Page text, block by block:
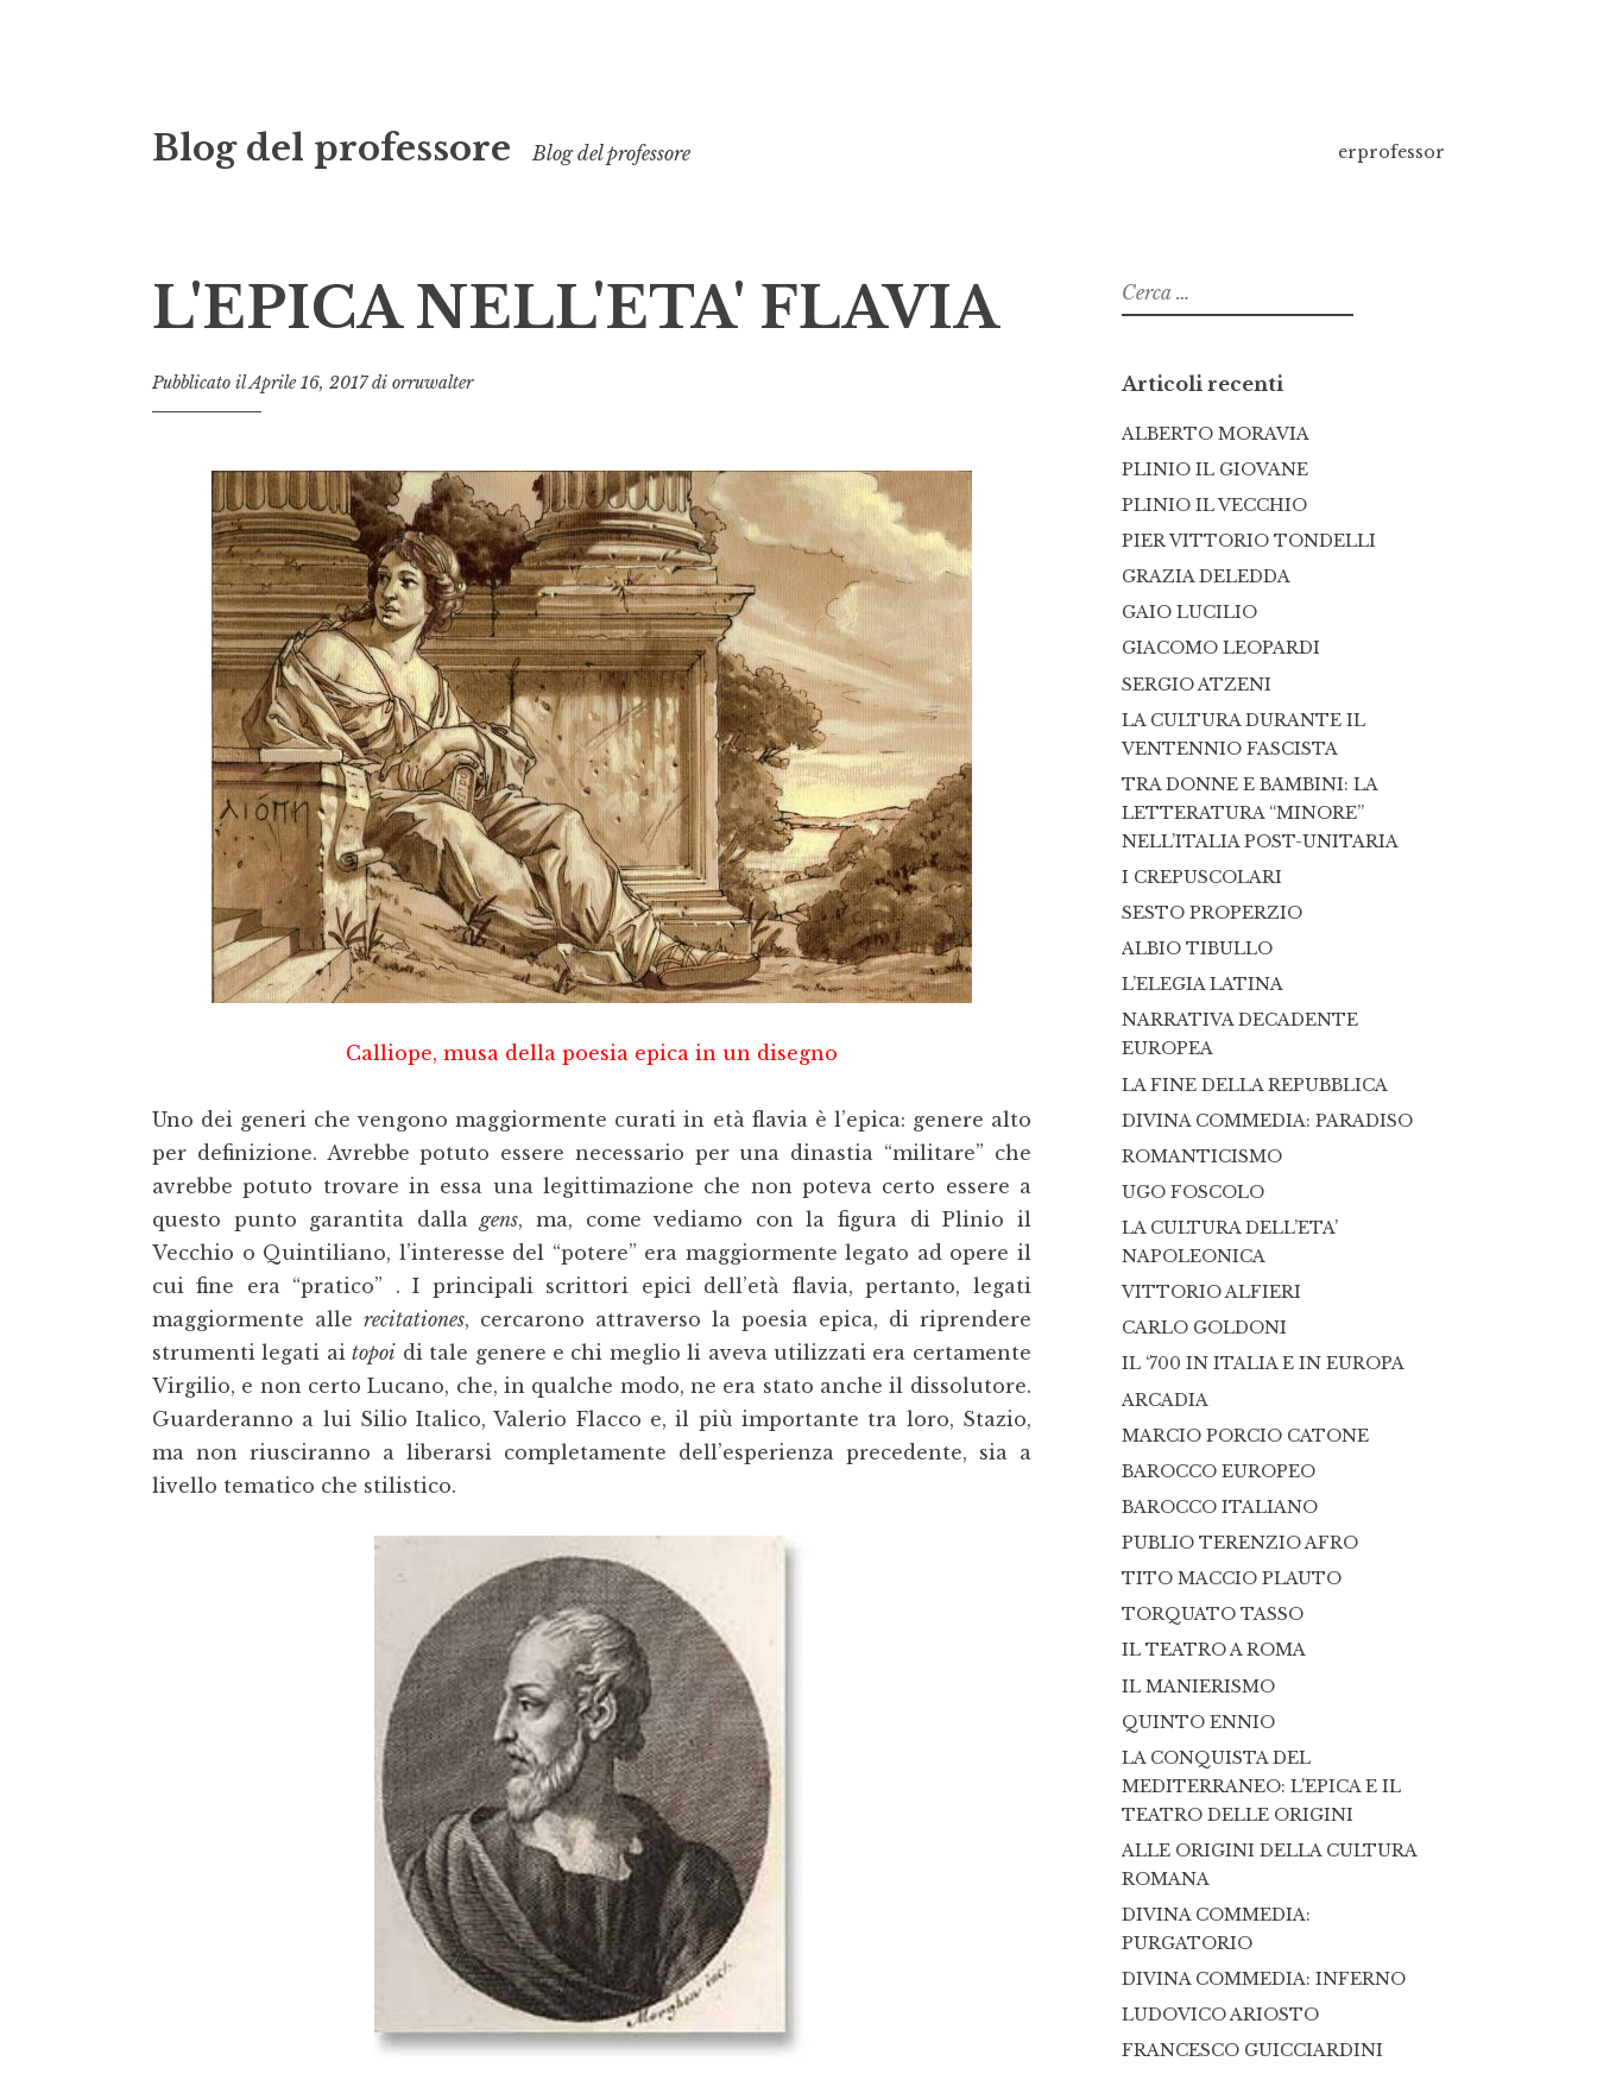
al
Blog del professore Blog del professore erprofessor
L'EPICA NELL'ETA' FLAVIA
Pubblicato ilAprile 16, 2017 di orruwalter
Calliope, musa della poesia epica in un disegno
Uno dei generi che vengono maggiormente curati in età flavia è l’epica: genere alto
per definizione. Avrebbe potuto essere necessario per una dinastia “militare” che
avrebbe potuto trovare in essa una legittimazione che non poteva certo essere a
questo punto garantita dallagens, ma, come vediamo con la figura di Plinio il
Vecchio o Quintiliano, l’interesse del “potere” era maggiormente legato ad opere il
cui fine era “pratico” . I principali scrittori epici dell’età flavia, pertanto, legati
maggiormente alle recitationes, cercarono attraverso la poesia epica, di riprendere
strumenti legati aitopoi di tale genere e chi meglio li aveva utilizzati era certamente
Virgilio, e non certo Lucano, che, in qualche modo, ne era stato anche il dissolutore.
Guarderanno a lui Silio Italico, Valerio Flacco e, il più importante tra loro, Stazio,
ma non riusciranno a liberarsi completamente dell’esperienza precedente, sia a
livello tematico che stilistico.
Ricerca
per:
Articoli recenti
ALBERTO MORAVIA
PLINIO IL GIOVANE
PLINIO IL VECCHIO
PIER VITTORIO TONDELLI
GRAZIA DELEDDA
GAIO LUCILIO
GIACOMO LEOPARDI
SERGIO ATZENI
LA CULTURA DURANTE IL
VENTENNIO FASCISTA
TRA DONNE E BAMBINI: LA
LETTERATURA “MINORE”
NELL’ITALIA POST-UNITARIA
I CREPUSCOLARI
SESTO PROPERZIO
ALBIO TIBULLO
L’ELEGIA LATINA
NARRATIVA DECADENTE
EUROPEA
LA FINE DELLA REPUBBLICA
DIVINA COMMEDIA: PARADISO
ROMANTICISMO
UGO FOSCOLO
LA CULTURA DELL’ETA’
NAPOLEONICA
VITTORIO ALFIERI
CARLO GOLDONI
IL ‘700 IN ITALIA E IN EUROPA
ARCADIA
MARCIO PORCIO CATONE
BAROCCO EUROPEO
BAROCCO ITALIANO
PUBLIO TERENZIO AFRO
TITO MACCIO PLAUTO
TORQUATO TASSO
IL TEATRO A ROMA
IL MANIERISMO
QUINTO ENNIO
LA CONQUISTA DEL
MEDITERRANEO: L'EPICA E IL
TEATRO DELLE ORIGINI
ALLE ORIGINI DELLA CULTURA
ROMANA
DIVINA COMMEDIA:
PURGATORIO
DIVINA COMMEDIA: INFERNO
LUDOVICO ARIOSTO
FRANCESCO GUICCIARDINI